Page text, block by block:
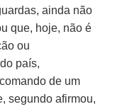
ainda não
que, hoje, não é
ou
país,
de um
segundo afirmou,